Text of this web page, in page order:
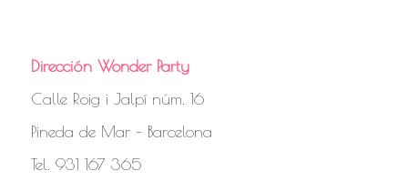
Dirección Wonder Party
Calle Roig i Jalpí núm. 16
Pineda de Mar – Barcelona
Tel. 931 167 365